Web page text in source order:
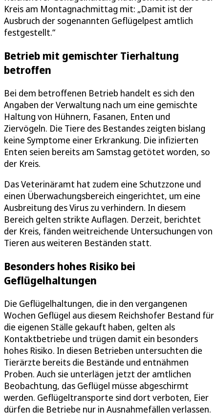
Kreis am Montagnachmittag mit: „Damit ist der
Ausbruch der sogenannten Geflügelpest amtlich
festgestellt.“
Betrieb mit gemischter Tierhaltung
betroffen
Bei dem betroffenen Betrieb handelt es sich den
Angaben der Verwaltung nach um eine gemischte
Haltung von Hühnern, Fasanen, Enten und
Ziervögeln. Die Tiere des Bestandes zeigten bislang
keine Symptome einer Erkrankung. Die infizierten
Enten seien bereits am Samstag getötet worden, so
der Kreis.
Das Veterinäramt hat zudem eine Schutzzone und
einen Überwachungsbereich eingerichtet, um eine
Ausbreitung des Virus zu verhindern. In diesem
Bereich gelten strikte Auflagen. Derzeit, berichtet
der Kreis, fänden weitreichende Untersuchungen von
Tieren aus weiteren Beständen statt.
Besonders hohes Risiko bei
Geflügelhaltungen
Die Geflügelhaltungen, die in den vergangenen
Wochen Geflügel aus diesem Reichshofer Bestand für
die eigenen Ställe gekauft haben, gelten als
Kontaktbetriebe und trügen damit ein besonders
hohes Risiko. In diesen Betrieben untersuchten die
Tierärzte bereits die Bestände und entnähmen
Proben. Auch sie unterlägen jetzt der amtlichen
Beobachtung, das Geflügel müsse abgeschirmt
werden. Geflügeltransporte sind dort verboten, Eier
dürfen die Betriebe nur in Ausnahmefällen verlassen.